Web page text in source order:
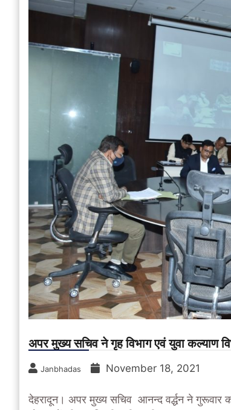
अपर मुख्य सचिव ने गृह विभाग एवं युवा कल्याण
Janbhadas November 18, 2021
देहरादून। अपर मुख्य सचिव आनन्द वर्द्धन ने गुरूवार